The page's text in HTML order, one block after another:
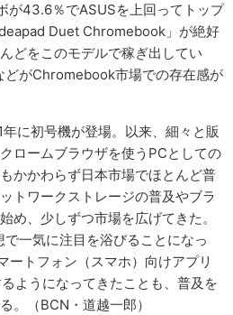
が43.6％でASUSを上回ってトップ
Duet Chromebook」が絶好
どをこのモデルで稼ぎ出してい
どがChromebook市場での存在感が
に初号機が登場。以来、細々と販
ロームブラウザを使うPCとしての
かかわらず日本市場でほとんど普
トワークストレージの普及やブラ
め、少しずつ市場を広げてきた。
一気に注目を浴びることになっ
トフォン（スマホ）向けアプリ
ようになってきたことも、普及を
。（BCN・道越一郎）